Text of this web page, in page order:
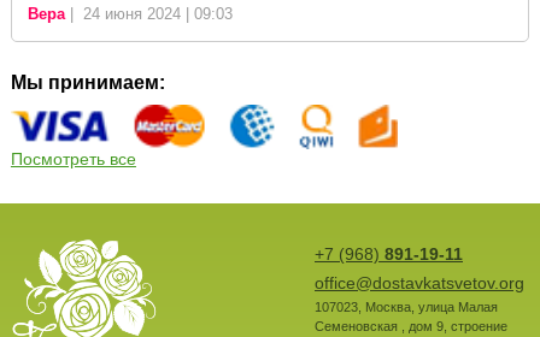
Вера| 24 июня 2024 | 09:03
Мы принимаем:
Посмотреть все
+7 (968) 891-19-11
office@dostavkatsvetov.org
107023, Москва, улица Малая
Семеновская , дом 9, строение